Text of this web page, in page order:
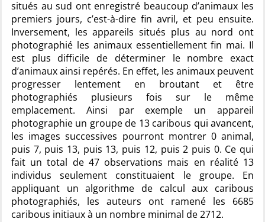
situés au sud ont enregistré beaucoup d’animaux les
premiers jours, c’est-à-dire fin avril, et peu ensuite.
Inversement, les appareils situés plus au nord ont
photographié les animaux essentiellement fin mai. Il
est plus difficile de déterminer le nombre exact
d’animaux ainsi repérés. En effet, les animaux peuvent
progresser lentement en broutant et être
photographiés plusieurs fois sur le même
emplacement. Ainsi par exemple un appareil
photographie un groupe de 13 caribous qui avancent,
les images successives pourront montrer 0 animal,
puis 7, puis 13, puis 13, puis 12, puis 2 puis 0. Ce qui
fait un total de 47 observations mais en réalité 13
individus seulement constituaient le groupe. En
appliquant un algorithme de calcul aux caribous
photographiés, les auteurs ont ramené les 6685
caribous initiaux à un nombre minimal de 2712.